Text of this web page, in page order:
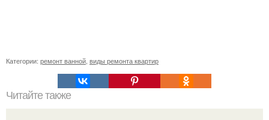
Категории: ремонт ванной виды ремонта квартир
Читайте также